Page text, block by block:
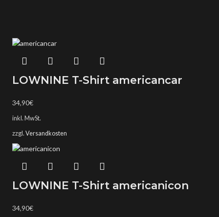
LOWNINE T-Shirt americancar
34,90€
inkl. MwSt.
zzgl. Versandkosten
LOWNINE T-Shirt americanicon
34,90€